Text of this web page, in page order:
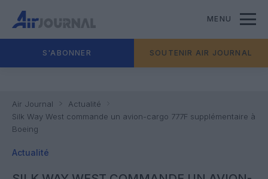
MENU
S'ABONNER SOUTENIR AIR JOURNAL
Air Journal
Actualité
Silk Way West commande un avion-cargo 777F supplémentaire à
Boeing
Actualité